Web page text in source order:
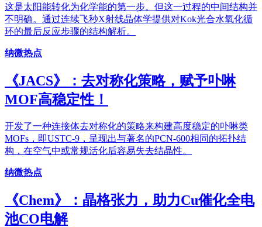
这是太阳能转化为化学能的第一步。但这一过程的中间结构并
不明确。通过连续飞秒X射线晶体学提供对Kok光合水氧化循
环的最后反应步骤的结构解析。
纳微热点
《JACS》：去对称化策略，赋予卟啉
MOF高稳定性！
开发了一种连接体去对称化的策略来构建高度稳定的卟啉类
MOFs，即USTC-9，呈现出与著名的PCN-600相同的拓扑结
构，在空气中或常规活化后容易失去结晶性。
纳微热点
《Chem》：晶格张力，助力Cu催化全电
池CO电解